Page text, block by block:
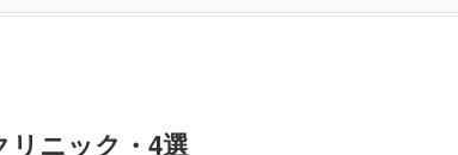
リニック・4選